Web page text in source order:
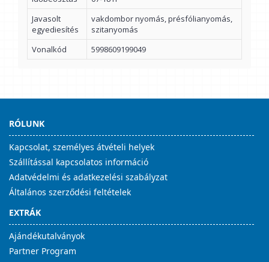
Javasolt
egyediesítés
vakdombor nyomás, présfólianyomás,
szitanyomás
Vonalkód
5998609199049
RÓLUNK
Kapcsolat, személyes átvételi helyek
Szállítással kapcsolatos információ
Adatvédelmi és adatkezelési szabályzat
Általános szerződési feltételek
EXTRÁK
Ajándékutalványok
Partner Program